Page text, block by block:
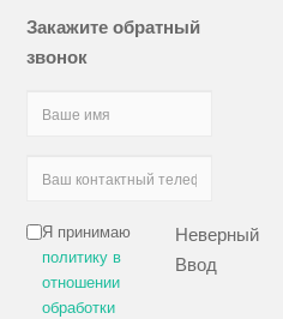
Закажите обратный
звонок
Я принимаю
политику в
отношении
обработки
Неверный
Ввод